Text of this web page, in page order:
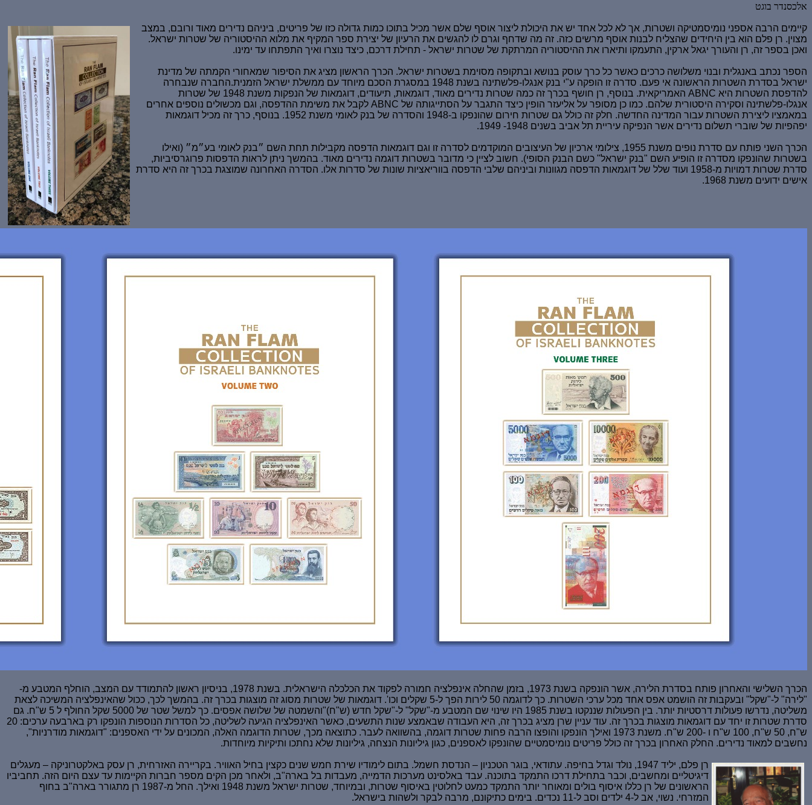
אלכסנדר בוגט
קיימים הרבה אספני נומיסמטיקה ושטרות, אך לא לכל אחד יש את היכולת ליצור אוסף שלם אשר מכיל בתוכו כמות גדולה כזו של פריטים, ביניהם נדירים מאוד ורובם, במצב
מצוין. רן פלם הוא בין היחידים שהצליח לבנות אוסף מרשים כזה. זה מה שדחף וגרם לו להגשים את הרעיון של יצירת ספר המקיף את מלוא ההיסטוריה של שטרות ישראל.
ואכן בספר זה, רן והעורך יגאל ארקין, התעמקו ותיארו את ההיסטוריה המרתקת של שטרות ישראל - תחילת דרכם, כיצד נוצרו ואיך התפתחו עד ימינו.
הספר נכתב באנגלית ובנוי משלושה כרכים כאשר כל כרך עוסק בנושא ובתקופה מסוימת בשטרות ישראל. הכרך הראשון מציג את הסיפור שמאחורי הקמתה של מדינת
ישראל בסדרת השטרות הראשונה אי פעם. סדרה זו הופקה ע"י בנק אנגלו-פלשתינה בשנת 1948 במסגרת הסכם מיוחד עם ממשלת ישראל הזמנית.החברה שנבחרה
להדפסת השטרות היא ABNC
האמריקאית. בנוסף, רן חושף בכרך זה כמה שטרות נדירים מאוד, דוגמאות, תיעודים, דוגמאות של הנפקות משנת 1948 של שטרות
אנגלו-פלשתינה וסקירה היסטורית שלהם. כמו כן מסופר על אליעזר הופין כיצד התגבר על הסתייגותה של ABNC לקבל את משימת ההדפסה, וגם מכשולים נוספים אחרים
במאמציו ליצירת השטרות עבור המדינה החדשה. חלק זה כולל גם שטרות חירום שהונפקו ב-1948 והסדרה של בנק לאומי משנת 1952. בנוסף, כרך זה מכיל דוגמאות
יפהפיות של שוברי תשלום נדירים אשר הנפיקה עיריית תל אביב בשנים 1948- 1949.
הכרך השני פותח עם סדרת נופים משנת 1955, צילומי ארכיון של העיצובים המוקדמים לסדרה זו וגם דוגמאות הדפסה מקבילות תחת השם ״בנק לאומי בע״מ״ (ואילו
בשטרות שהונפקו מסדרה זו הופיע השם "בנק ישראל" כשם הבנק הסופי). חשוב לציין כי מדובר בשטרות דוגמה נדירים מאוד. בהמשך ניתן לראות הדפסות פרוגרסיביות,
סדרת שטרות דמויות מ-1958 ועוד שלל של דוגמאות הדפסה מגוונות וביניהם שלבי הדפסה בווריאציות שונות של סדרות אלו. הסדרה האחרונה שמוצגת בכרך זה היא סדרת
אישים ידועים משנת 1968.
הכרך השלישי והאחרון פותח בסדרת הלירה, אשר הונפקה בשנת 1973, בזמן שהחלה אינפלציה חמורה לפקוד את הכלכלה הישראלית. בשנת 1978, בניסיון ראשון להתמודד עם המצב, הוחלף המטבע מ-
"לירה" ל-"שקל" ובעקבות זה הושמט אפס אחד מכל ערכי השטרות. כך לדוגמה 50 לירות הפך ל-5 שקלים וכו'. דוגמאות של שטרות מסוג זה מוצגות בכרך זה. בהמשך לכך, ככול שהאינפלציה המשיכה לצאת
משליטה, נדרשו פעולות דרסטיות יותר. בין הפעולות שננקטו בשנת 1985 היו שינוי שם המטבע מ-"שקל" ל-"שקל חדש (ש"ח)"והשמטה של שלושה אפסים. כך למשל שטר של 5000 שקל החולף ל 5 ש"ח. גם
סדרת שטרות זו יחד עם דוגמאות מוצגות בכרך זה. עוד עניין שרן מציג בכרך זה, היא העבודה שבאמצע שנות התשעים, כאשר האינפלציה הגיעה לשליטה, כל הסדרות הנוספות הונפקו רק בארבעה ערכים: 20
ש"ח, 50 ש"ח, 100 ש"ח ו -200 ש"ח. משנת 1973 ואילך הונפקו והופצו הרבה פחות שטרות דוגמה, בהשוואה לעבר. כתוצאה מכך, שטרות הדוגמה האלה, המכונים על ידי האספנים: "דוגמאות מודרניות",
נחשבים למאוד נדירים. החלק האחרון בכרך זה כולל פריטים נומיסמטיים שהונפקו לאספנים, כגון גיליונות הנצחה, גיליונות שלא נחתכו ותיקיות מיוחדות.
רן פלם, יליד 1947, נולד וגדל בחיפה. עתודאי, בוגר הטכניון – הנדסת חשמל. בתום לימודיו שירת חמש שנים כקצין בחיל האוויר. בקריירה האזרחית, רן עסק באלקטרוניקה – מעגלים
דיגיטליים ומחשבים, וכבר בתחילת דרכו התמקד בתוכנה. עבד באלסינט מערכות הדמייה, מעבדות בל בארה"ב, ולאחר מכן הקים מספר חברות הקיימות עד עצם היום הזה. תחביביו
הראשונים של רן כללו איסוף בולים ומאוחר יותר התמקד כמעט לחלוטין באיסוף שטרות, ובמיוחד, שטרות ישראל משנת 1948 ואילך. החל מ-1987 רן מתגורר בארה"ב בחוף
המזרחי. נשוי, אב ל-4 ילדים וסב ל-11 נכדים. בימים כתיקונם, מרבה לבקר ולשהות בישראל.